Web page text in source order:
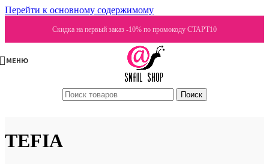
Перейти к основному содержимому
Скидка на первый заказ -10% по промокоду СТАРТ10
МЕНЮ
Поиск
TEFIA